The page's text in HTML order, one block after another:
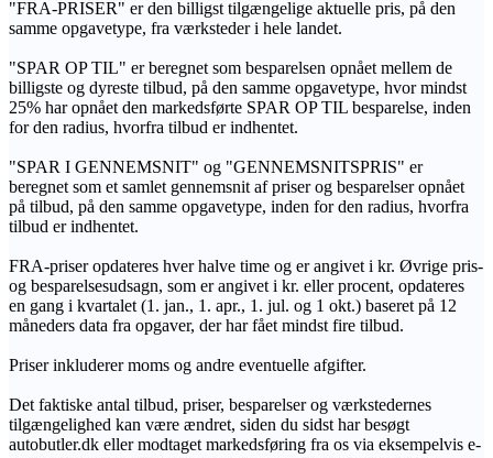
"FRA-PRISER" er den billigst tilgængelige aktuelle pris, på den
samme opgavetype, fra værksteder i hele landet.
"SPAR OP TIL" er beregnet som besparelsen opnået mellem de
billigste og dyreste tilbud, på den samme opgavetype, hvor mindst
25% har opnået den markedsførte SPAR OP TIL besparelse, inden
for den radius, hvorfra tilbud er indhentet.
"SPAR I GENNEMSNIT" og "GENNEMSNITSPRIS" er
beregnet som et samlet gennemsnit af priser og besparelser opnået
på tilbud, på den samme opgavetype, inden for den radius, hvorfra
tilbud er indhentet.
FRA-priser opdateres hver halve time og er angivet i kr. Øvrige pris-
og besparelsesudsagn, som er angivet i kr. eller procent, opdateres
en gang i kvartalet (1. jan., 1. apr., 1. jul. og 1 okt.) baseret på 12
måneders data fra opgaver, der har fået mindst fire tilbud.
Priser inkluderer moms og andre eventuelle afgifter.
Det faktiske antal tilbud, priser, besparelser og værkstedernes
tilgængelighed kan være ændret, siden du sidst har besøgt
autobutler.dk eller modtaget markedsføring fra os via eksempelvis e-